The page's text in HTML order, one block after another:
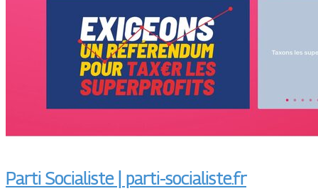
Parti Socialiste | parti-socialiste.fr